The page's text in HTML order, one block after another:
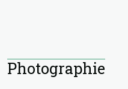
Photographie